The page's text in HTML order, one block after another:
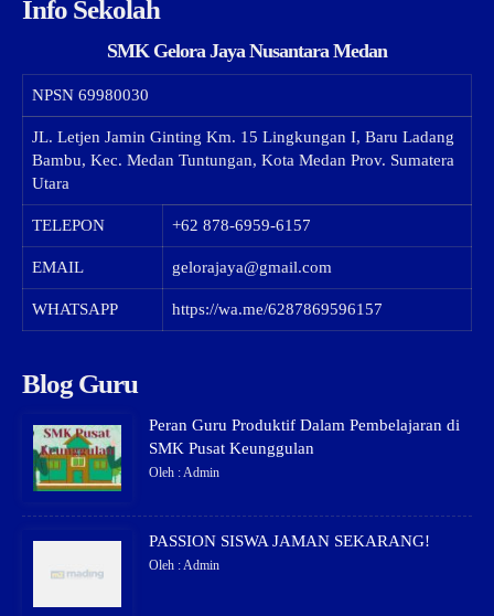
Info Sekolah
SMK Gelora Jaya Nusantara Medan
NPSN 69980030
JL. Letjen Jamin Ginting Km. 15 Lingkungan I, Baru Ladang
Bambu, Kec. Medan Tuntungan, Kota Medan Prov. Sumatera
Utara
TELEPON +62 878-6959-6157
EMAIL gelorajaya@gmail.com
WHATSAPP https://wa.me/6287869596157
Blog Guru
Peran Guru Produktif Dalam Pembelajaran di
SMK Pusat Keunggulan
Oleh : Admin
PASSION SISWA JAMAN SEKARANG!
Oleh : Admin